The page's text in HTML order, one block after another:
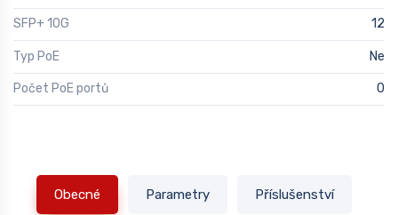
SFP+ 10G 12
Typ PoE Ne
Počet PoE portů 0
Obecné Parametry Příslušenství